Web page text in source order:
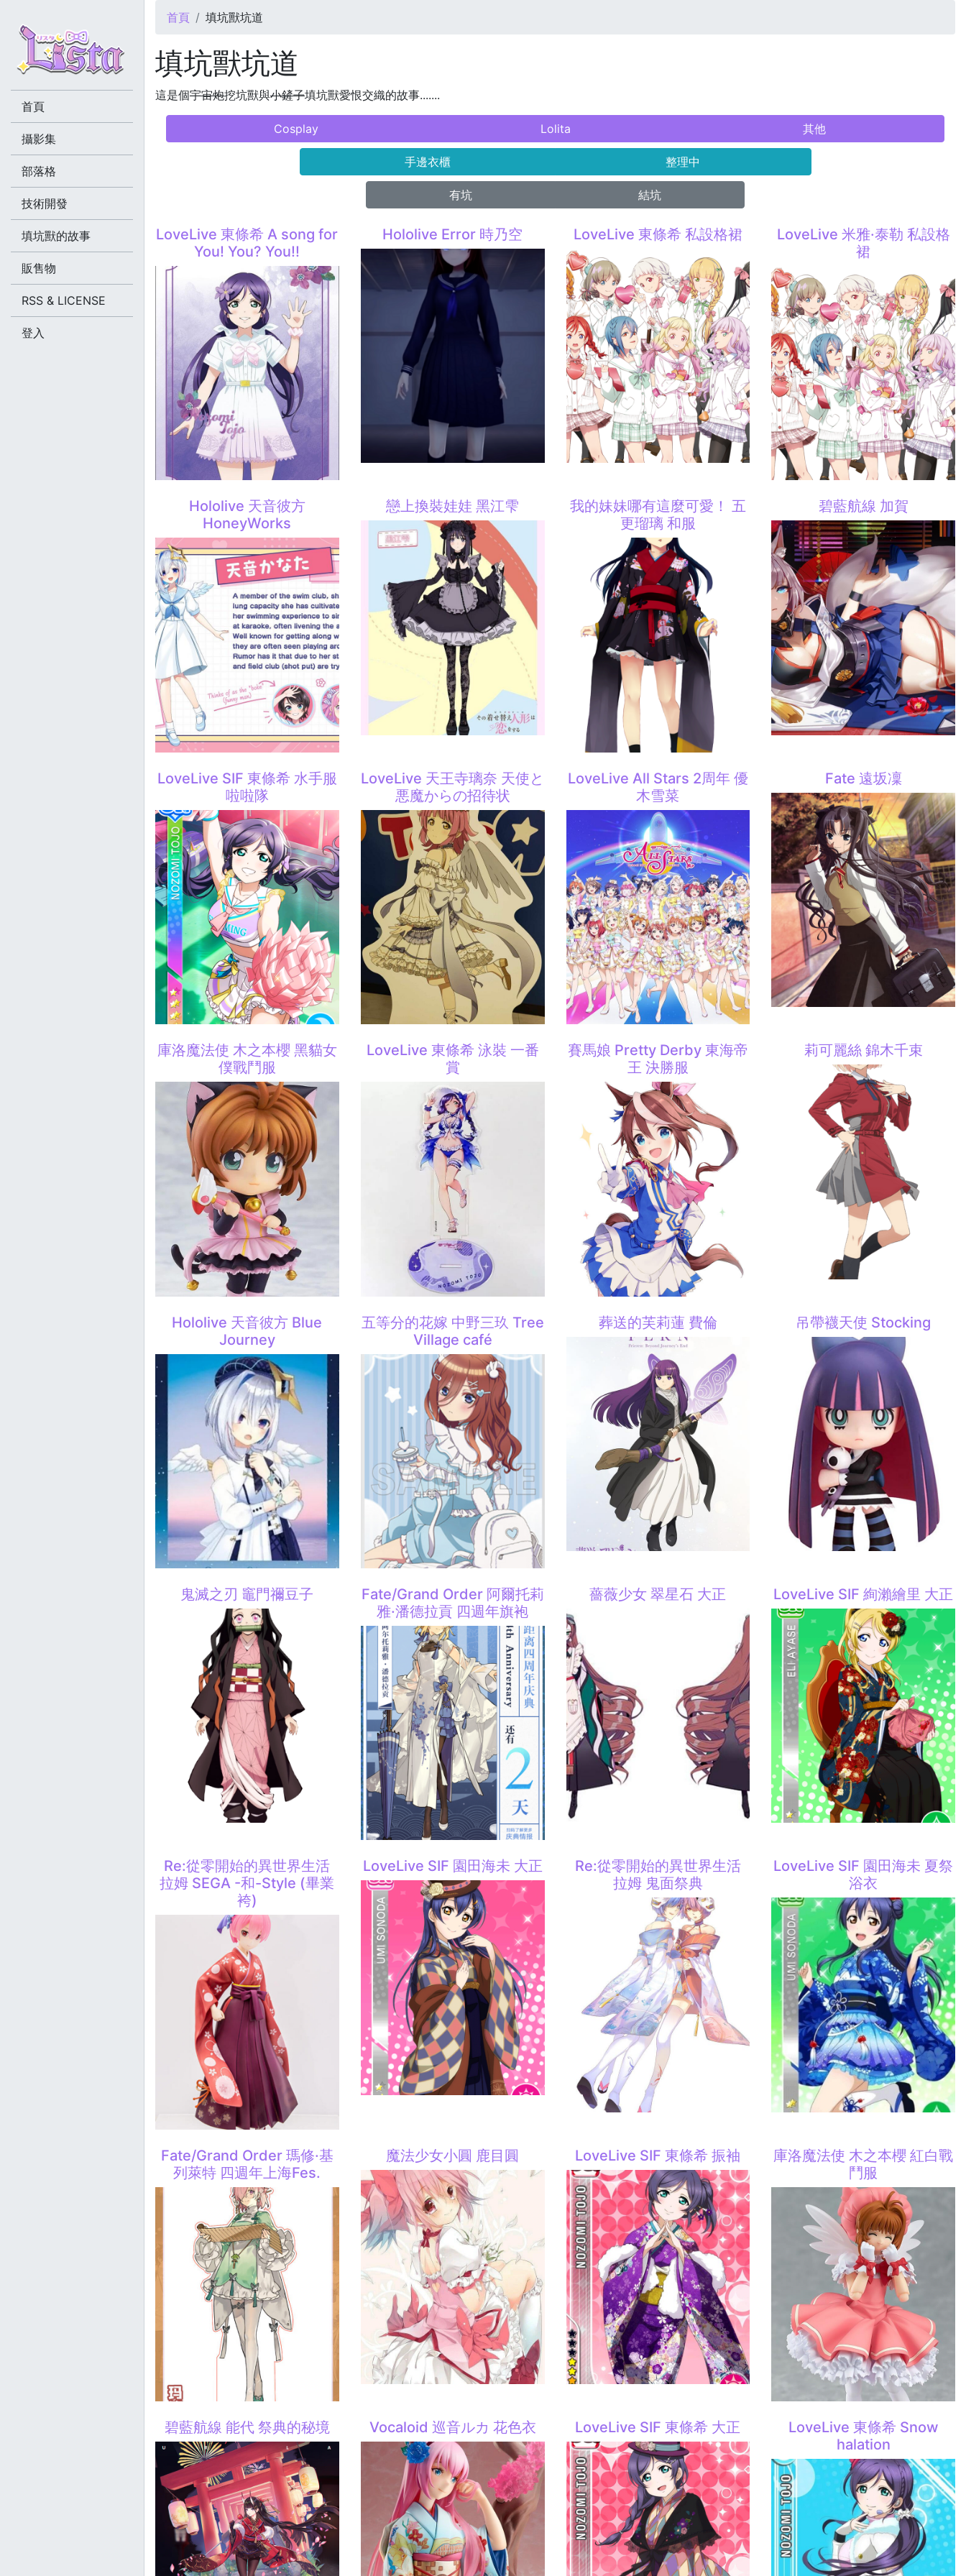
您在這裡
首頁 填坑獸坑道
填坑獸坑道
這是個宇宙炮挖坑獸與小鏟子填坑獸愛恨交織的故事.......
Cosplay Lolita 其他
手邊衣櫃 整理中
有坑 結坑
LoveLive 東條希 A song for
You! You? You!!
Hololive Error 時乃空 LoveLive 東條希 私設格裙
LoveLive 米雅·泰勒 私設格
裙
Hololive 天音彼方
HoneyWorks
戀上換裝娃娃 黑江雫
我的妹妹哪有這麼可愛！ 五
更瑠璃 和服
碧藍航線 加賀
LoveLive SIF 東條希 水手服
啦啦隊
LoveLive 天王寺璃奈 天使と
悪魔からの招待状
LoveLive All Stars 2周年 優
木雪菜
Fate 遠坂凜
庫洛魔法使 木之本櫻 黑貓女
僕戰鬥服
LoveLive 東條希 泳裝 一番
賞
賽馬娘 Pretty Derby 東海帝
王 決勝服
莉可麗絲 錦木千束
Hololive 天音彼方 Blue
Journey
五等分的花嫁 中野三玖 Tree
Village café
葬送的芙莉蓮 費倫 吊帶襪天使 Stocking
鬼滅之刃 竈門禰豆子
Fate/Grand Order 阿爾托莉
雅·潘德拉貢 四週年旗袍
薔薇少女 翠星石 大正 LoveLive SIF 絢瀨繪里 大正
Re:從零開始的異世界生活
拉姆 SEGA -和-Style (畢業
袴)
LoveLive SIF 園田海未 大正
Re:從零開始的異世界生活
拉姆 鬼面祭典
LoveLive SIF 園田海未 夏祭
浴衣
Fate/Grand Order 瑪修·基
列萊特 四週年上海Fes.
魔法少女小圓 鹿目圓 LoveLive SIF 東條希 振袖
庫洛魔法使 木之本櫻 紅白戰
鬥服
碧藍航線 能代 祭典的秘境 Vocaloid 巡音ルカ 花色衣 LoveLive SIF 東條希 大正
LoveLive 東條希 Snow
halation
首頁
攝影集
部落格
技術開發
填坑獸的故事
販售物
RSS & LICENSE
登入